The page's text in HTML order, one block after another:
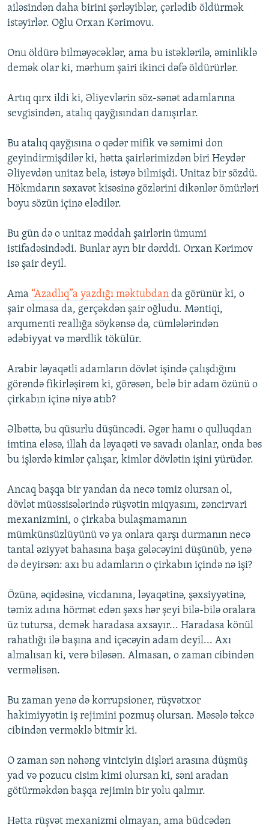
ailəsindən daha birini şərləyiblər, çərlədib öldürmək
istəyirlər. Oğlu Orxan Kərimovu.
Onu öldürə bilməyəcəklər, ama bu istəklərilə, əminliklə
demək olar ki, mərhum şairi ikinci dəfə öldürürlər.
Artıq qırx ildi ki, Əliyevlərin söz-sənət adamlarına
sevgisindən, atalıq qayğısından danışırlar.
Bu atalıq qayğısına o qədər mifik və səmimi don
geyindirmişdilər ki, hətta şairlərimizdən biri Heydər
Əliyevdən unitaz belə, istəyə bilmişdi. Unitaz bir sözdü.
Hökmdarın səxavət kisəsinə gözlərini dikənlər ömürləri
boyu sözün içinə elədilər.
Bu gün də o unitaz məddah şairlərin ümumi
istifadəsindədi. Bunlar ayrı bir dərddi. Orxan Kərimov
isə şair deyil.
Ama “Azadlıq”a yazdığı məktubdan da görünür ki, o
şair olmasa da, gerçəkdən şair oğludu. Məntiqi,
arqumenti reallığa söykənsə də, cümlələrindən
ədəbiyyat və mərdlik tökülür.
Arabir ləyaqətli adamların dövlət işində çalışdığını
görəndə fikirləşirəm ki, görəsən, belə bir adam özünü o
çirkabın içinə niyə atıb?
Əlbəttə, bu qüsurlu düşüncədi. Əgər hamı o qulluqdan
imtina eləsə, illah da ləyaqəti və savadı olanlar, onda bəs
bu işlərdə kimlər çalışar, kimlər dövlətin işini yürüdər.
Ancaq başqa bir yandan da necə təmiz olursan ol,
dövlət müəssisələrində rüşvətin miqyasını, zəncirvari
mexanizmini, o çirkaba bulaşmamanın
mümkünsüzlüyünü və ya onlara qarşı durmanın necə
tantal əziyyət bahasına başa gələcəyini düşünüb, yenə
də deyirsən: axı bu adamların o çirkabın içində nə işi?
Özünə, əqidəsinə, vicdanına, ləyaqətinə, şəxsiyyətinə,
təmiz adına hörmət edən şəxs hər şeyi bilə-bilə oralara
üz tutursa, demək haradasa axsayır... Haradasa könül
rahatlığı ilə başına and içəcəyin adam deyil... Axı
almalısan ki, verə biləsən. Almasan, o zaman cibindən
verməlisən.
Bu zaman yenə də korrupsioner, rüşvətxor
hakimiyyətin iş rejimini pozmuş olursan. Məsələ təkcə
cibindən verməklə bitmir ki.
O zaman sən nəhəng vintciyin dişləri arasına düşmüş
yad və pozucu cisim kimi olursan ki, səni aradan
götürməkdən başqa rejimin bir yolu qalmır.
Hətta rüşvət mexanizmi olmayan, ama büdcədən